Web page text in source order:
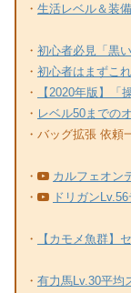
・ 生活レベル＆装
・ 初心者必見「黒
・ 初心者はまずこ
・
【2020年版】「
・ レベル50までの
・バッグ拡張 依頼
・
カルフェオン
・
ドリガン
・ 【カモメ魚群】
・ 有力馬Lv.30平均